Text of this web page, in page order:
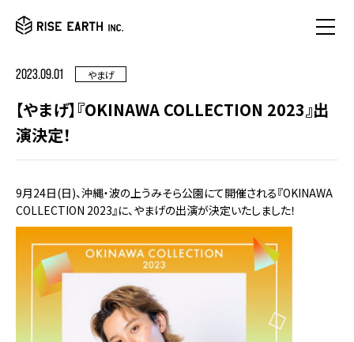
2023.09.01 やまげ
【やまげ】『OKINAWA COLLECTION 2023』出
演決定！
9月24日(日)、沖縄・波の上うみそら公園にて開催される『OKINAWA
COLLECTION 2023』に、やまげの出演が決定いたしました！